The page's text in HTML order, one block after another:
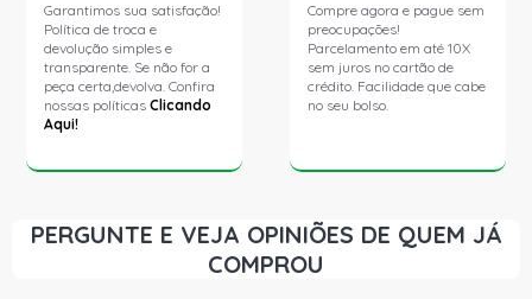
VERONA STD SEDAN 2.0 8V AP (1993 - 1996)
VERONA GLX SEDAN 2.0 8V AP (1990 - 1996)
APOLLO VIP SEDAN 1.8 8V AP (1990 - 1992)
Garantimos sua satisfação!
Política de troca e
devolução simples e
transparente. Se não for a
peça certa,devolva. Confira
nossas políticasClicando
Aqui!
Compre agora e pague sem
preocupações!
Parcelamento em até 10X
sem juros no cartão de
crédito. Facilidade que cabe
no seu bolso.
PERGUNTE E VEJA OPINIÕES DE QUEM JÁ
COMPROU